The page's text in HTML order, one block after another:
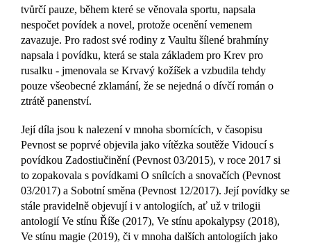
tvůrčí pauze, během které se věnovala sportu, napsala
nespočet povídek a novel, protože ocenění vemenem
zavazuje. Pro radost své rodiny z Vaultu šílené brahmíny
napsala i povídku, která se stala základem pro Krev pro
rusalku - jmenovala se Krvavý kožíšek a vzbudila tehdy
pouze všeobecné zklamání, že se nejedná o dívčí román o
ztrátě panenství.
Její díla jsou k nalezení v mnoha sbornících, v časopisu
Pevnost se poprvé objevila jako vítězka soutěže Vidoucí s
povídkou Zadostiučinění (Pevnost 03/2015), v roce 2017 si
to zopakovala s povídkami O snílcích a snovačích (Pevnost
03/2017) a Sobotní směna (Pevnost 12/2017). Její povídky se
stále pravidelně objevují i v antologiích, ať už v trilogii
antologií Ve stínu Říše (2017), Ve stínu apokalypsy (2018),
Ve stínu magie (2019), či v mnoha dalších antologiích jako